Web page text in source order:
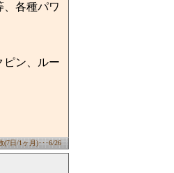
各種パワ
ピン、ルー
日/1ヶ月)･･･6/26